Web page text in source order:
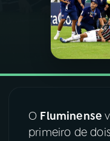
PROGRAMAS
PODCASTS
07ÚLTIMAS
O Fluminense
primeiro de